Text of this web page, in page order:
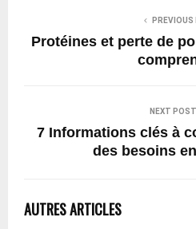
Protéines et perte de
NEXT POST
7 Informations clés à
des besoins
AUTRES ARTICLES